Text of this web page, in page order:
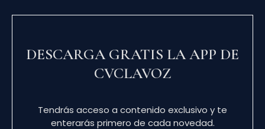
DESCARGA GRATIS LA APP DE
CVCLAVOZ
Tendrás acceso a contenido exclusivo y te
enterarás primero de cada novedad.